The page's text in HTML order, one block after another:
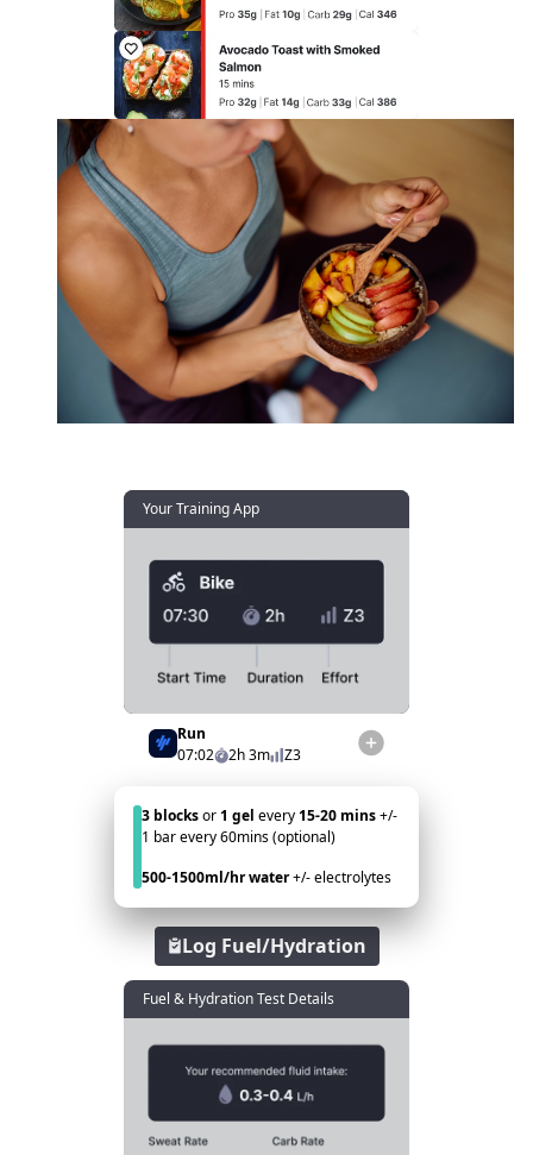
Adaptive.
“I love how Fuelin adjusts to my workouts — a
personal nutrition coach in my pocket.”
- Jack Thompson (Ultra Endurance Cyclist.)
Your Training App
Run
07:02
2h 3m Z3
Log Fuel/Hydration
3 blocksor1 gel every15-20 mins+/-
1 bar every 60mins (optional)
500-1500ml/hr water+/- electrolytes
Fuel & Hydration Test Details